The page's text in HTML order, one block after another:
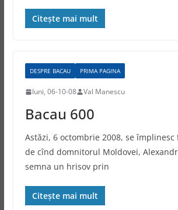
Citește mai mult
DESPRE BACAU PRIMA PAGINA
luni, 06-10-08 Val Manescu
Bacau 600
Astăzi, 6 octombrie 2008, se împlinesc
de cînd domnitorul Moldovei,
semna un hrisov prin
Citește mai mult